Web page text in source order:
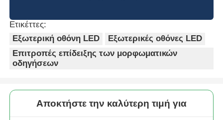
Ετικέττες:
Εξωτερική οθόνη LED
Εξωτερικές οθόνες LED
Επιτροπές επίδειξης των μορφωματικών
οδηγήσεων
Αποκτήστε την καλύτερη τιμή για